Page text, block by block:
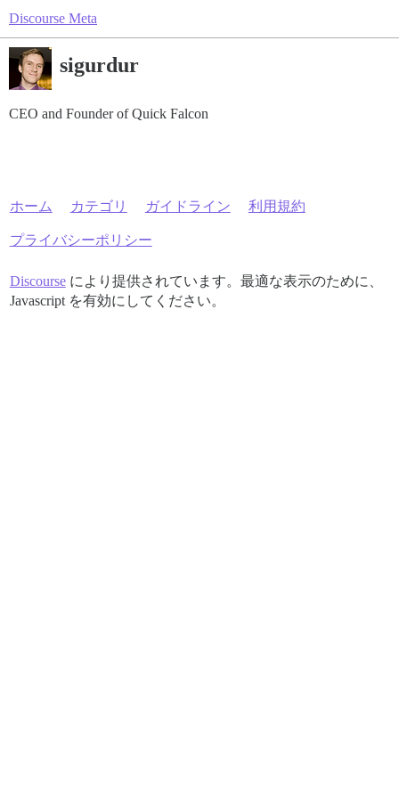
Discourse Meta
sigurdur
CEO and Founder of Quick Falcon
ホーム カテゴリ ガイドライン 利用規約
プライバシーポリシー
Discourseにより提供されています。最適な表示のために、
Javascript を有効にしてください。